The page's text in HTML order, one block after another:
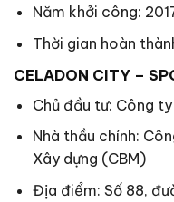
Năm khởi công:
Thời gian hoàn
CELADON CITY –
Chủ đầu tư: Công
Nhà thầu chính:
Xây dựng (CBM)
Địa điểm: Số 88,